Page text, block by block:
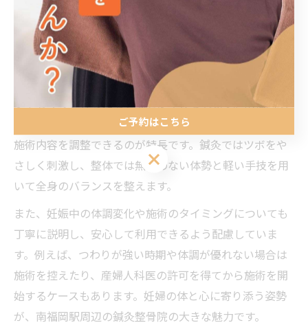
れます。
妊婦の不調に寄り添う鍼灸整骨院の施術内容
妊婦の方が感じる主な不調には、腰痛だけでなく、肩こ
りやむくみ、体のだるさなどが挙げられます。南福岡駅
近くの鍼灸整骨院では、これらの悩みに合わせて個別に
施術内容を調整できるのが特長です。鍼灸ではツボをや
さしく刺激し、整体では無理のない体勢と軽い手技を用
いて全身のバランスを整えます。
また、妊娠中の体調変化や施術のタイミングについても
丁寧に説明し、安心して利用できるよう配慮していま
す。例えば、つわりが強い時期や体調が優れない場合は
施術を控えたり、産婦人科医の許可を得てから施術を開
始するケースもあります。妊婦の体と心に寄り添う姿勢
が、南福岡駅周辺の鍼灸整骨院の大きな魅力です。
ご予約はこちら
ご予約はこちら